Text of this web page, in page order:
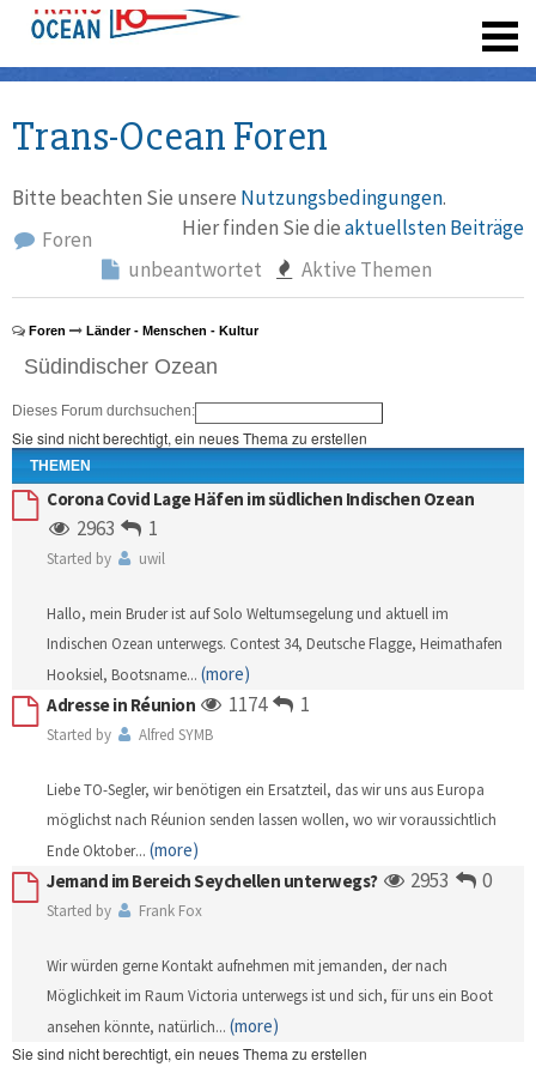
Trans-Ocean Foren
Bitte beachten Sie unsere Nutzungsbedingungen.
Hier finden Sie dieaktuellsten Beiträge
Foren
unbeantwortet
Aktive Themen
Foren Länder - Menschen - Kultur
Südindischer Ozean
Dieses Forum durchsuchen:
Sie sind nicht berechtigt, ein neues Thema zu erstellen
THEMEN
Corona Covid Lage Häfen im südlichen Indischen Ozean
2963 1
Started by uwil
Hallo, mein Bruder ist auf Solo Weltumsegelung und aktuell im
Indischen Ozean unterwegs. Contest 34, Deutsche Flagge, Heimathafen
Hooksiel, Bootsname... (more)
Adresse in Réunion
1174 1
Started by Alfred SYMB
Liebe TO-Segler, wir benötigen ein Ersatzteil, das wir uns aus Europa
möglichst nach Réunion senden lassen wollen, wo wir voraussichtlich
Ende Oktober... (more)
Jemand im Bereich Seychellen unterwegs?
2953 0
Started by Frank Fox
Wir würden gerne Kontakt aufnehmen mit jemanden, der nach
Möglichkeit im Raum Victoria unterwegs ist und sich, für uns ein Boot
ansehen könnte, natürlich... (more)
Sie sind nicht berechtigt, ein neues Thema zu erstellen